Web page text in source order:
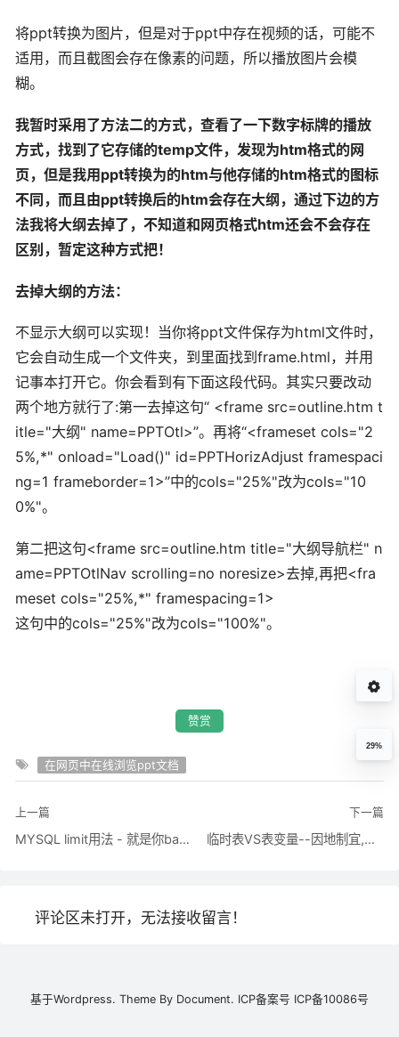
将ppt转换为图片，但是对于ppt中存在视频的话，可能不
适用，而且截图会存在像素的问题，所以播放图片会模
糊。
我暂时采用了方法二的方式，查看了一下数字标牌的播放
方式，找到了它存储的temp文件，发现为htm格式的网
页，但是我用ppt转换为的htm与他存储的htm格式的图标
不同，而且由ppt转换后的htm会存在大纲，通过下边的方
法我将大纲去掉了，不知道和网页格式htm还会不会存在
区别，暂定这种方式把！
去掉大纲的方法：
不显示大纲可以实现！当你将ppt文件保存为html文件时，
它会自动生成一个文件夹，到里面找到frame.html，并用
记事本打开它。你会看到有下面这段代码。其实只要改动
两个地方就行了:第一去掉这句“ <frame src=outline.htm t
itle="大纲" name=PPTOtl>”。再将“<frameset cols="2
5%,*" onload="Load()" id=PPTHorizAdjust framespaci
ng=1 frameborder=1>”中的cols="25%"改为cols="10
0%"。
第二把这句<frame src=outline.htm title="大纲导航栏" n
ame=PPTOtlNav scrolling=no noresize>去掉,再把<fra
meset cols="25%,*" framespacing=1>
这句中的cols="25%"改为cols="100%"。
赞赏
在网页中在线浏览ppt文档
上一篇
MYSQL limit用法 - 就是你baby - 博客园
下一篇
临时表VS表变量--因地制宜,合理使用 - ShanksGao - 博客园
评论区未打开，无法接收留言！
29%
基于Wordpress. Theme By Document. ICP备案号 ICP备10086号